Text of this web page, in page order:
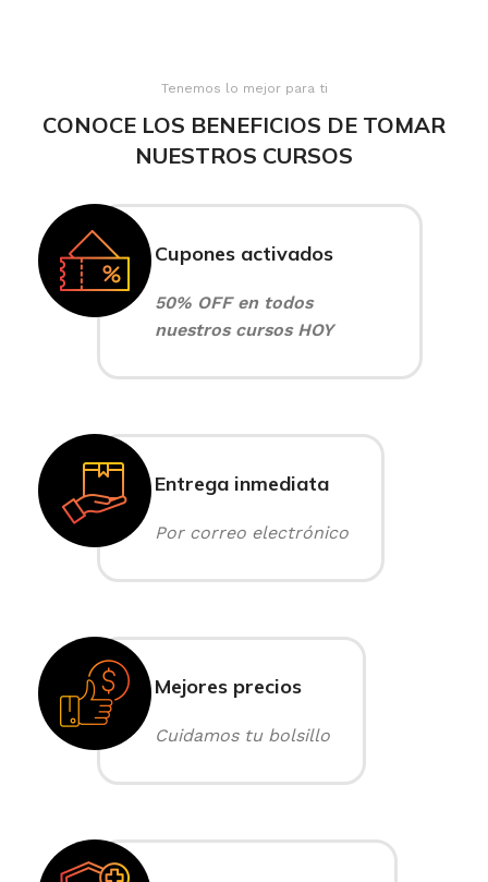
Tenemos lo mejor para ti
CONOCE LOS BENEFICIOS DE TOMAR
NUESTROS CURSOS
Cupones activados
50% OFF en todos
nuestros cursos HOY
Entrega inmediata
Por correo electrónico
Mejores precios
Cuidamos tu bolsillo